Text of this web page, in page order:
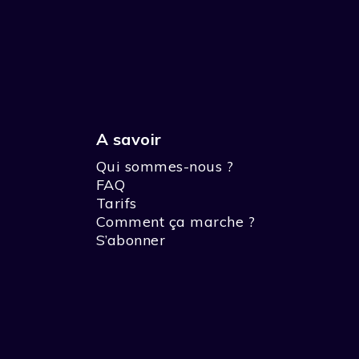
A savoir
Qui sommes-nous ?
FAQ
Tarifs
Comment ça marche ?
S’abonner